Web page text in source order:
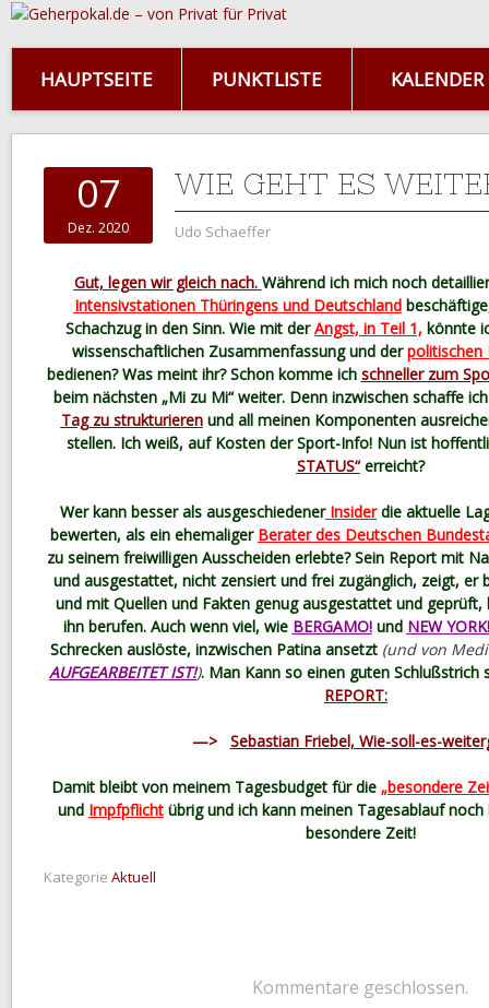
HAUPTSEITE PUNKTLISTE KALENDER
07
Dez. 2020
WIE GEHT ES
Udo Schaeffer
Gut, legen wir gleich nach. Während ich mich noch
Intensivstationen Thüringens und Deutschland
Schachzug in den Sinn. Wie mit derAngst, in Teil 1, könnte
wissenschaftlichen Zusammenfassung und derpolitischen
bedienen? Was meint ihr? Schon komme ich schneller zum
beim nächsten „Mi zu Mi“ weiter. Denn inzwischen schaffe
Tag zu strukturierenund all meinen Komponenten
stellen. Ich weiß, auf Kosten der Sport-Info! Nun ist
STATUS“erreicht?
Wer kann besser als ausgeschiedenerInsiderdie aktuelle
bewerten, als ein ehemaliger Berater des Deutschen
zu seinem freiwilligen Ausscheiden erlebte? Sein Report mit
und ausgestattet, nicht zensiert und frei zugänglich, zeigt, er
und mit Quellen und Fakten genug ausgestattet und
ihn berufen. Auch wenn viel, wie BERGAMO!und NEW YORK!
Schrecken auslöste, inzwischen Patina ansetzt (und von
AUFGEARBEITET IST!). Man Kann so einen guten
REPORT:
—> Sebastian Friebel, Wie-soll-es-
Damit bleibt von meinem Tagesbudget für die „besondere
und Impfpflicht übrig und ich kann meinen Tagesablauf
besondere Zeit!
Kategorie Aktuell
Kommentare geschlossen.